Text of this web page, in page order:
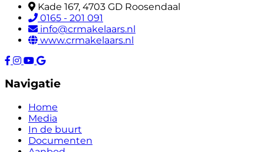
Kade 167, 4703 GD Roosendaal
0165 - 201 091
info@crmakelaars.nl
www.crmakelaars.nl
Navigatie
Home
Media
In de buurt
Documenten